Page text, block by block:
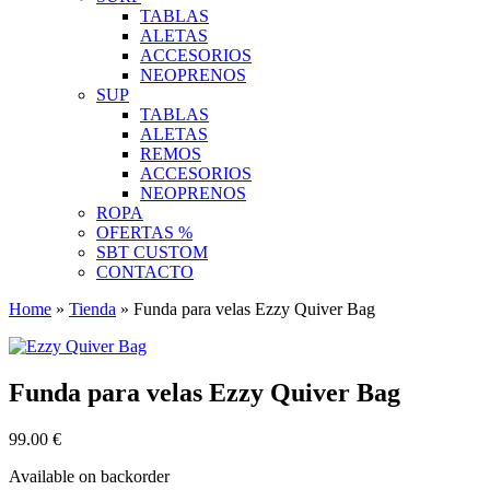
TABLAS
ALETAS
ACCESORIOS
NEOPRENOS
SUP
TABLAS
ALETAS
REMOS
ACCESORIOS
NEOPRENOS
ROPA
OFERTAS %
SBT CUSTOM
CONTACTO
Home » Tienda » Funda para velas Ezzy Quiver Bag
Funda para velas Ezzy Quiver Bag
99.00 €
Available on backorder